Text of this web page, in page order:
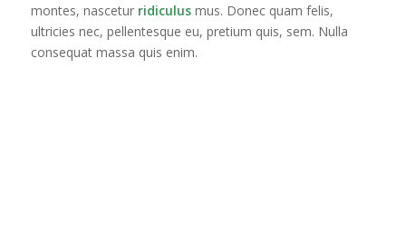
montes, nascetur ridiculusmus. Donec quam felis,
ultricies nec, pellentesque eu, pretium quis, sem. Nulla
consequat massa quis enim.